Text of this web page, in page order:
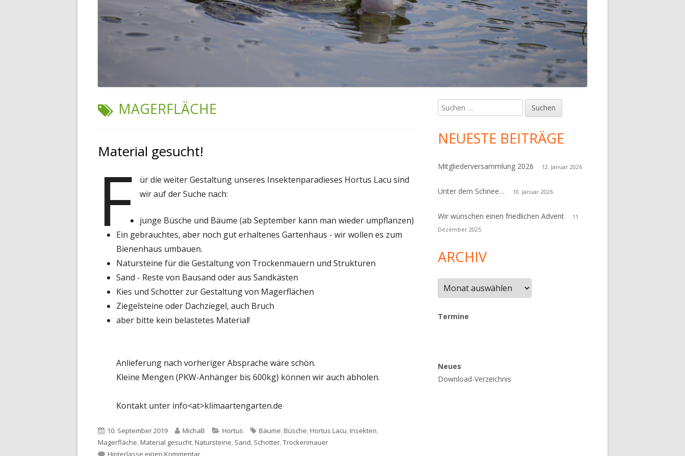
AMPHIBIENKELLER
HÜGELBEET
TOTHOLZHAUFEN
SCHLAGWORT:
MAGERFLÄCHE
Material gesucht!
F
ür die weiter Gestaltung unseres Insektenparadieses Hortus Lacu sind
wir auf der Suche nach:
junge Büsche und Bäume (ab September kann man wieder umpflanzen)
Ein gebrauchtes, aber noch gut erhaltenes Gartenhaus - wir wollen es zum
Bienenhaus umbauen.
Natursteine für die Gestaltung von Trockenmauern und Strukturen
Sand - Reste von Bausand oder aus Sandkästen
Kies und Schotter zur Gestaltung von Magerflächen
Ziegelsteine oder Dachziegel, auch Bruch
aber bitte kein belastetes Material!
Anlieferung nach vorheriger Absprache wäre schön.
Kleine Mengen (PKW-Anhänger bis 600kg) können wir auch abholen.
Kontakt unter info<at>klimaartengarten.de
Veröffentlicht
am
10. September 2019 Autor
MichaB Kategorien
Hortus Schlagwörter
Bäume,Büsche,Hortus Lacu,Insekten,
Magerfläche,Material gesucht,Natursteine, Sand, Schotter,Trockenmauer
Hinterlasse einen Kommentarzu Material gesucht!
Haupt-
Seitenleiste
Suchen
nach:
NEUESTE BEITRÄGE
Mitgliederversammlung 2026 12. Januar 2026
Unter dem Schnee… 10. Januar 2026
Wir wünschen einen friedlichen Advent
11.
Dezember 2025
ARCHIV
Archiv
Termine
Neues
Download-Verzeichnis